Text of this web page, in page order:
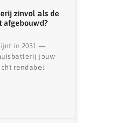
zinvol als de
afgebouwd?
in 2031 —
jouw
rendabel